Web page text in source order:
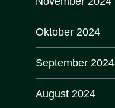
Oktober 2024
September 2024
August 2024